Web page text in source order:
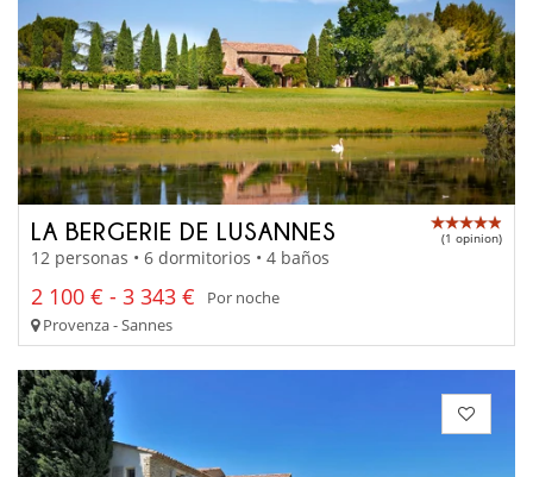
LA BERGERIE DE LUSANNES (1 opinion)
12 personas • 6 dormitorios • 4 baños
2 100 € - 3 343 €
Por noche
Provenza - Sannes